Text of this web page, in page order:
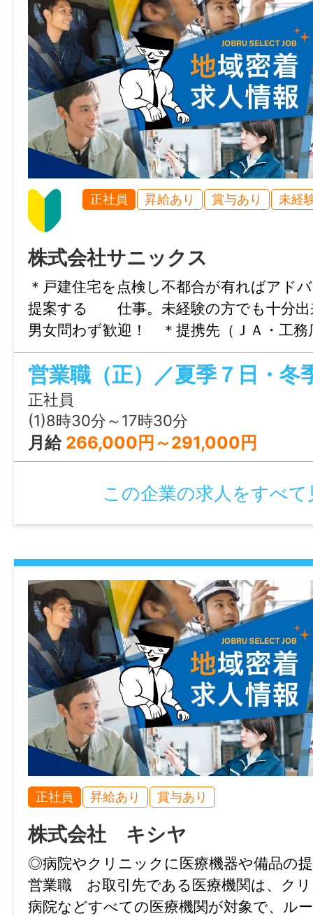
・定年制：あり（65歳）
・再雇用制度：あり（70歳）
・固定残業代制：あり
【固定残業代の内訳】
① 基本給 241,800円～342,700円
② 固定残業手当（時間外労働の有無にか
間分の時間外手当として84,400円～
③ 30時間を超える時間外労働分について
加で支給
——————
・毎週水曜日はノー残業デー
・勤務延長なし
・駐車場あり
CODE：JOF_KA_21
情報公開日
2026/01/15 15:03
正社員 昇給あり 賞与あり 未経
株式会社サニックス
＊戸建住宅を点検し不都合が有ればアド
提案する 仕事。未経験の方でも十分出
男女問わず歓迎！ ＊提携先（ＪＡ・工務
様の紹介も期待できます ＊２０代～５０
中。社員定着率も良好です ＊入社後は新
り、未経験の方でもしっかり知識を 身
ができ、フォロー体制も整っています
先輩との現場同行から始まり、自信が
お教えいたします（設備・リフォーム・
案） ※月額給与：歩合給含め３５万～
十分可能です。 ※職場見学可能！ 「業
会社が定める業務」
正社員
(1)8時30分～17時30分
月給 266,000円～291,000円
この企業の求人をすべて
正社員 昇給あり 賞与あり
株式会社 キシヤ
◎病院やクリニックに医療機器や備品の
営業職 お取引先である医療機関は、ク
病院などすべての医療機関が対象で、ル